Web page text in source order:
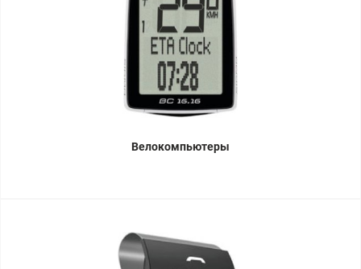
Велокомпьютеры